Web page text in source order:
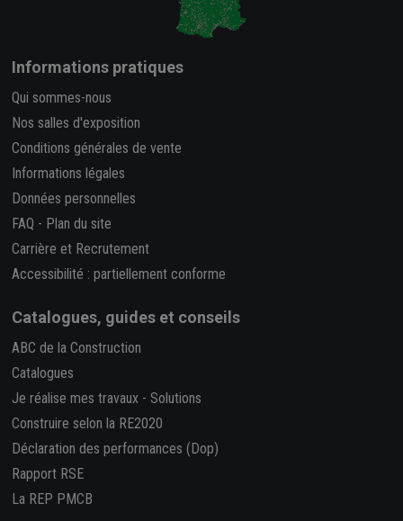
Informations pratiques
Qui sommes-nous
Nos salles d'exposition
Conditions générales de vente
Informations légales
Données personnelles
FAQ - Plan du site
Carrière et Recrutement
Accessibilité : partiellement conforme
Catalogues, guides et conseils
ABC de la Construction
Catalogues
Je réalise mes travaux - Solutions
Construire selon la RE2020
Déclaration des performances (Dop)
Rapport RSE
La REP PMCB